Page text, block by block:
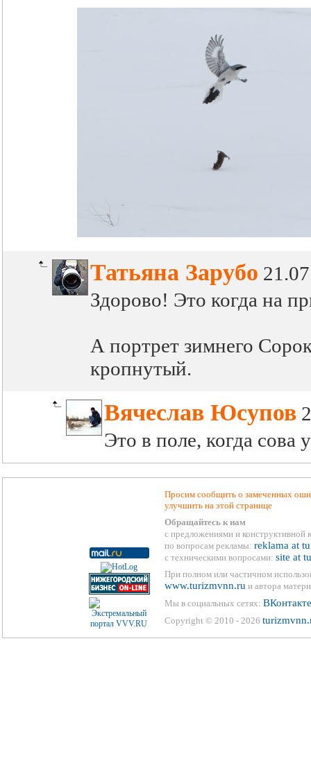
Татьяна Зарубо
Здорово! Это когда на
А портрет зимнего
кропнутый.
Вячеслав Юсупов
Это в поле, когда сова
Просим сообщить о замеченных
улучшить на этой странице
Обращайтесь к нам
с предложениями и конструктивной
по вопросам рекламы:reklama at
с техническими вопросами:site at
При полном или частичном
www.turizmvnn.ru и автора
Мы в социальных сетях:
Copyright © 2010 - 2026